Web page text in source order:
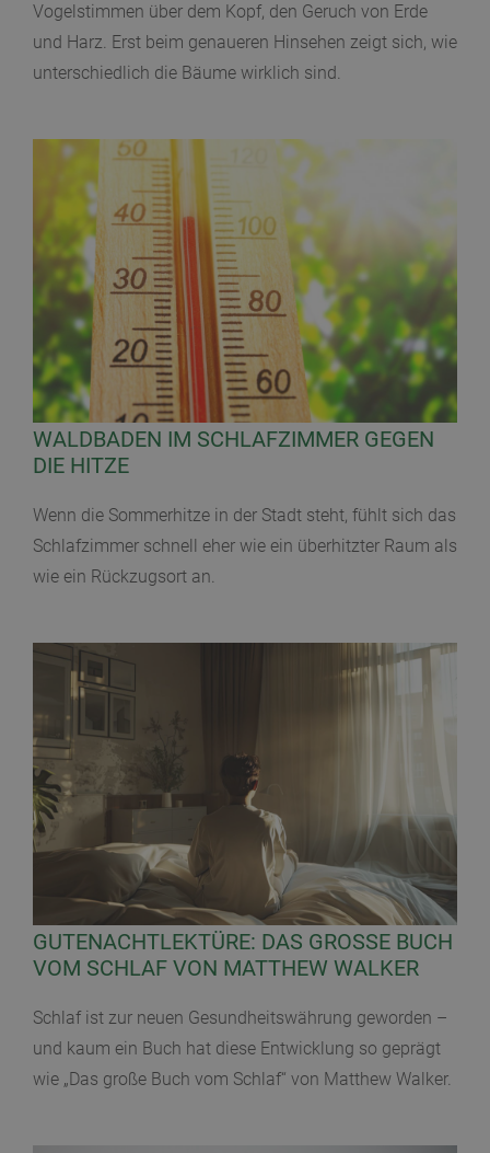
Vogelstimmen über dem Kopf, den Geruch von Erde
und Harz. Erst beim genaueren Hinsehen zeigt sich, wie
unterschiedlich die Bäume wirklich sind.
WALDBADEN IM SCHLAFZIMMER GEGEN
DIE HITZE
Wenn die Sommerhitze in der Stadt steht, fühlt sich das
Schlafzimmer schnell eher wie ein überhitzter Raum als
wie ein Rückzugsort an.
GUTENACHTLEKTÜRE: DAS GROSSE BUCH V
OM SCHLAF VON MATTHEW WALKER
Schlaf ist zur neuen Gesundheitswährung geworden –
und kaum ein Buch hat diese Entwicklung so geprägt
wie „Das große Buch vom Schlaf“ von Matthew Walker.